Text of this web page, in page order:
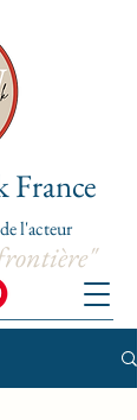
France
l'acteur